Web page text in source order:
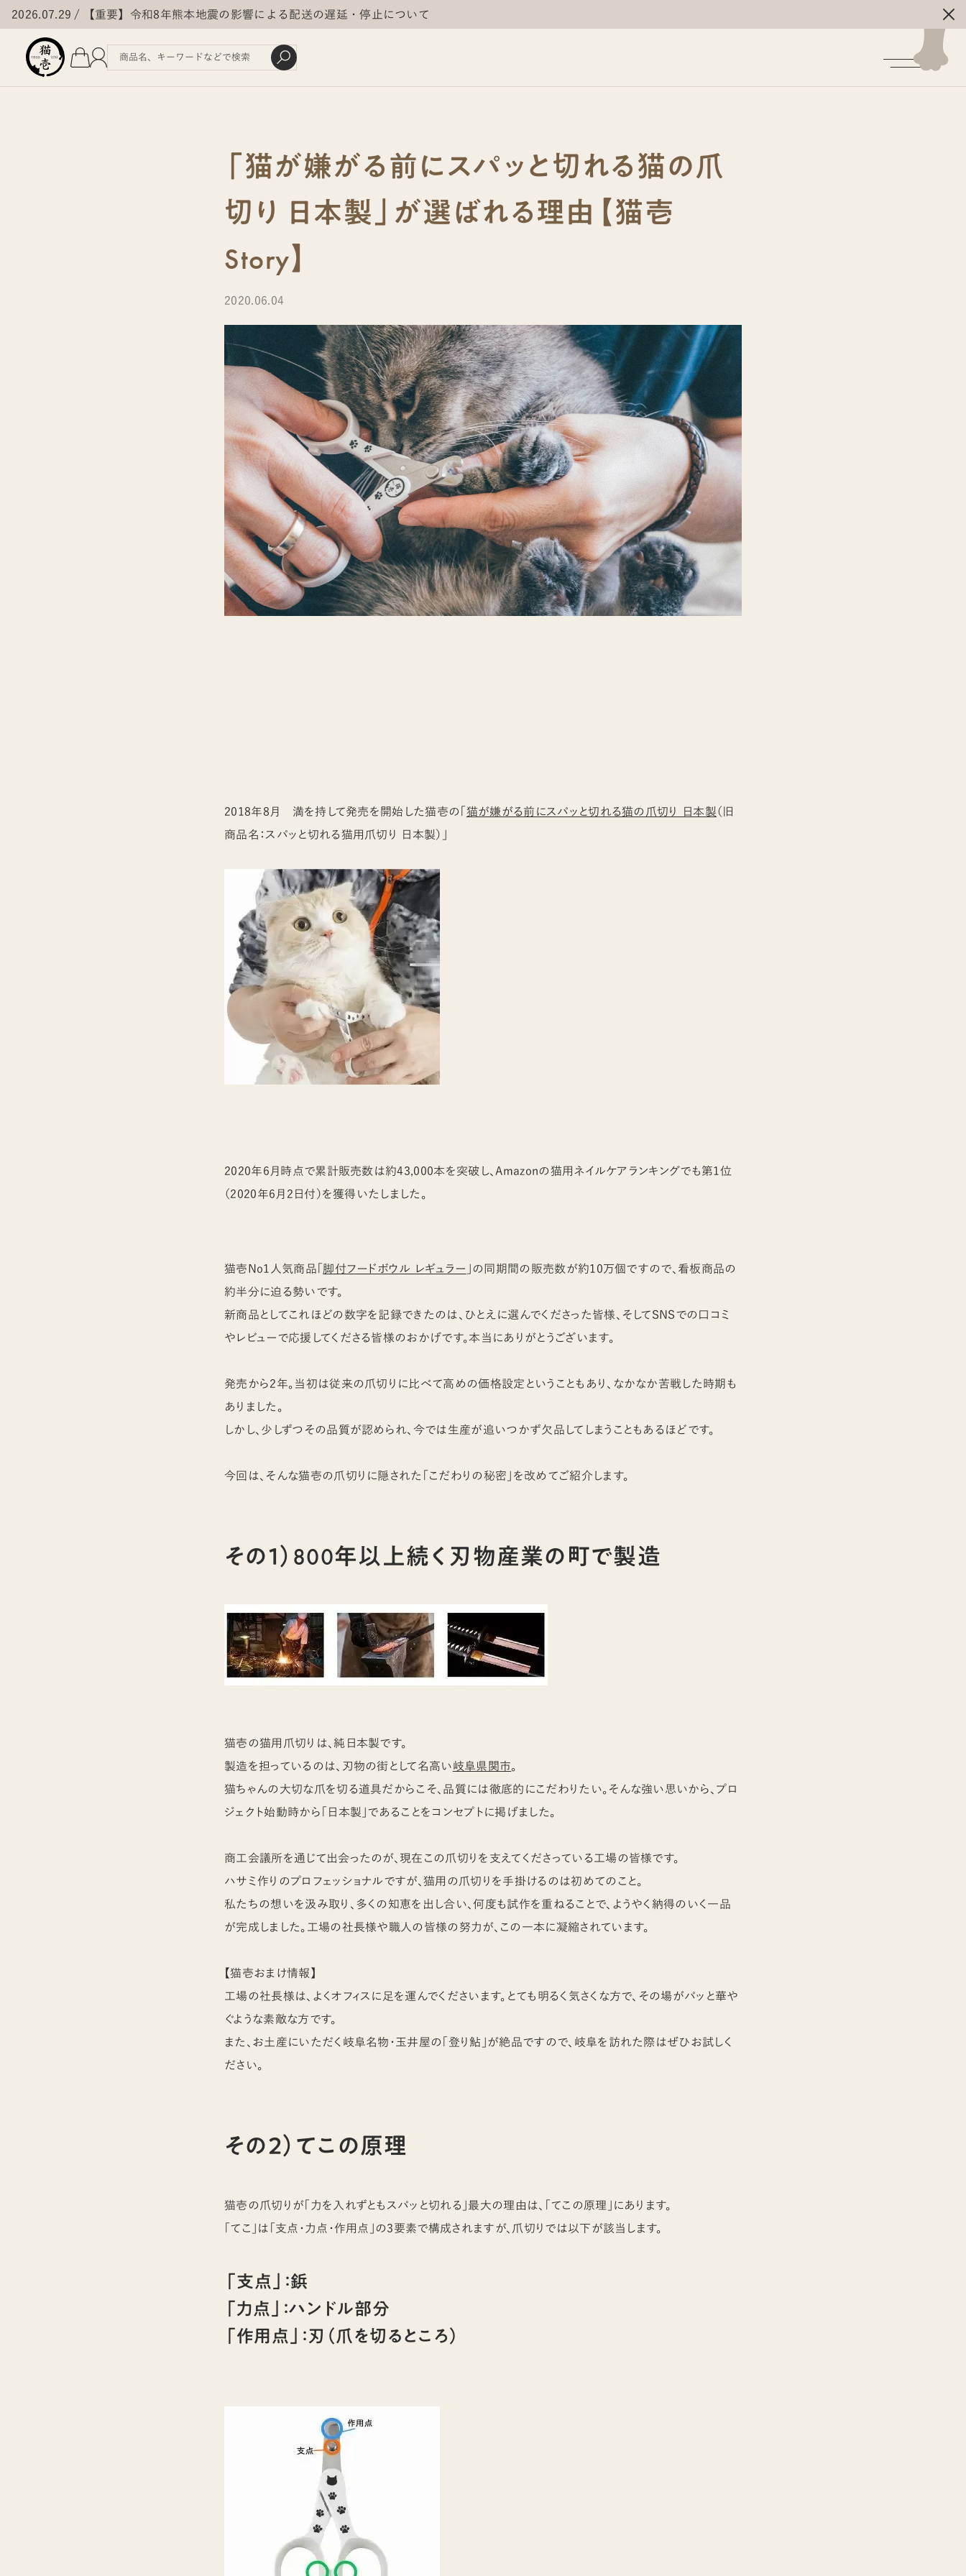
2026.07.29 【重要】令和8年熊本地震の影響による配送の遅延・停止について
「猫が嫌がる前にスパッと切れる猫の爪
切り 日本製」が選ばれる理由【猫壱
Story】
2020.06.04
2018年8月 満を持して発売を開始した猫壱の「 猫が嫌がる前にスパッと切れる猫の爪切り 日本製（旧
商品名：スパッと切れる猫用爪切り 日本製）」
2020年6月時点で累計販売数は約43,000本を突破し、Amazonの猫用ネイルケアランキングでも第1位
（2020年6月2日付）を獲得いたしました。
猫壱No1人気商品「 脚付フードボウル レギュラー
」の同期間の販売数が約10万個ですので、看板商品の
約半分に迫る勢いです。
新商品としてこれほどの数字を記録できたのは、ひとえに選んでくださった皆様、そしてSNSでの口コミ
やレビューで応援してくださる皆様のおかげです。本当にありがとうございます。
発売から2年。当初は従来の爪切りに比べて高めの価格設定ということもあり、なかなか苦戦した時期も
ありました。
しかし、少しずつその品質が認められ、今では生産が追いつかず欠品してしまうこともあるほどです。
今回は、そんな猫壱の爪切りに隠された「こだわりの秘密」を改めてご紹介します。
その１）800年以上続く刃物産業の町で製造
猫壱の猫用爪切りは、純日本製です。
製造を担っているのは、刃物の街として名高い岐阜県関市。
猫ちゃんの大切な爪を切る道具だからこそ、品質には徹底的にこだわりたい。そんな強い思いから、プロ
ジェクト始動時から「日本製」であることをコンセプトに掲げました。
商工会議所を通じて出会ったのが、現在この爪切りを支えてくださっている工場の皆様です。
ハサミ作りのプロフェッショナルですが、猫用の爪切りを手掛けるのは初めてのこと。
私たちの想いを汲み取り、多くの知恵を出し合い、何度も試作を重ねることで、ようやく納得のいく一品
が完成しました。工場の社長様や職人の皆様の努力が、この一本に凝縮されています。
【猫壱おまけ情報】
工場の社長様は、よくオフィスに足を運んでくださいます。とても明るく気さくな方で、その場がパッと華や
ぐような素敵な方です。
また、お土産にいただく岐阜名物・玉井屋の「登り鮎」が絶品ですので、岐阜を訪れた際はぜひお試しく
ださい。
その２）てこの原理
猫壱の爪切りが「力を入れずともスパッと切れる」最大の理由は、「てこの原理」にあります。
「てこ」は「支点・力点・作用点」の3要素で構成されますが、爪切りでは以下が該当します。
「支点」：鋲
「力点」：ハンドル部分
「作用点」：刃（爪を切るところ）